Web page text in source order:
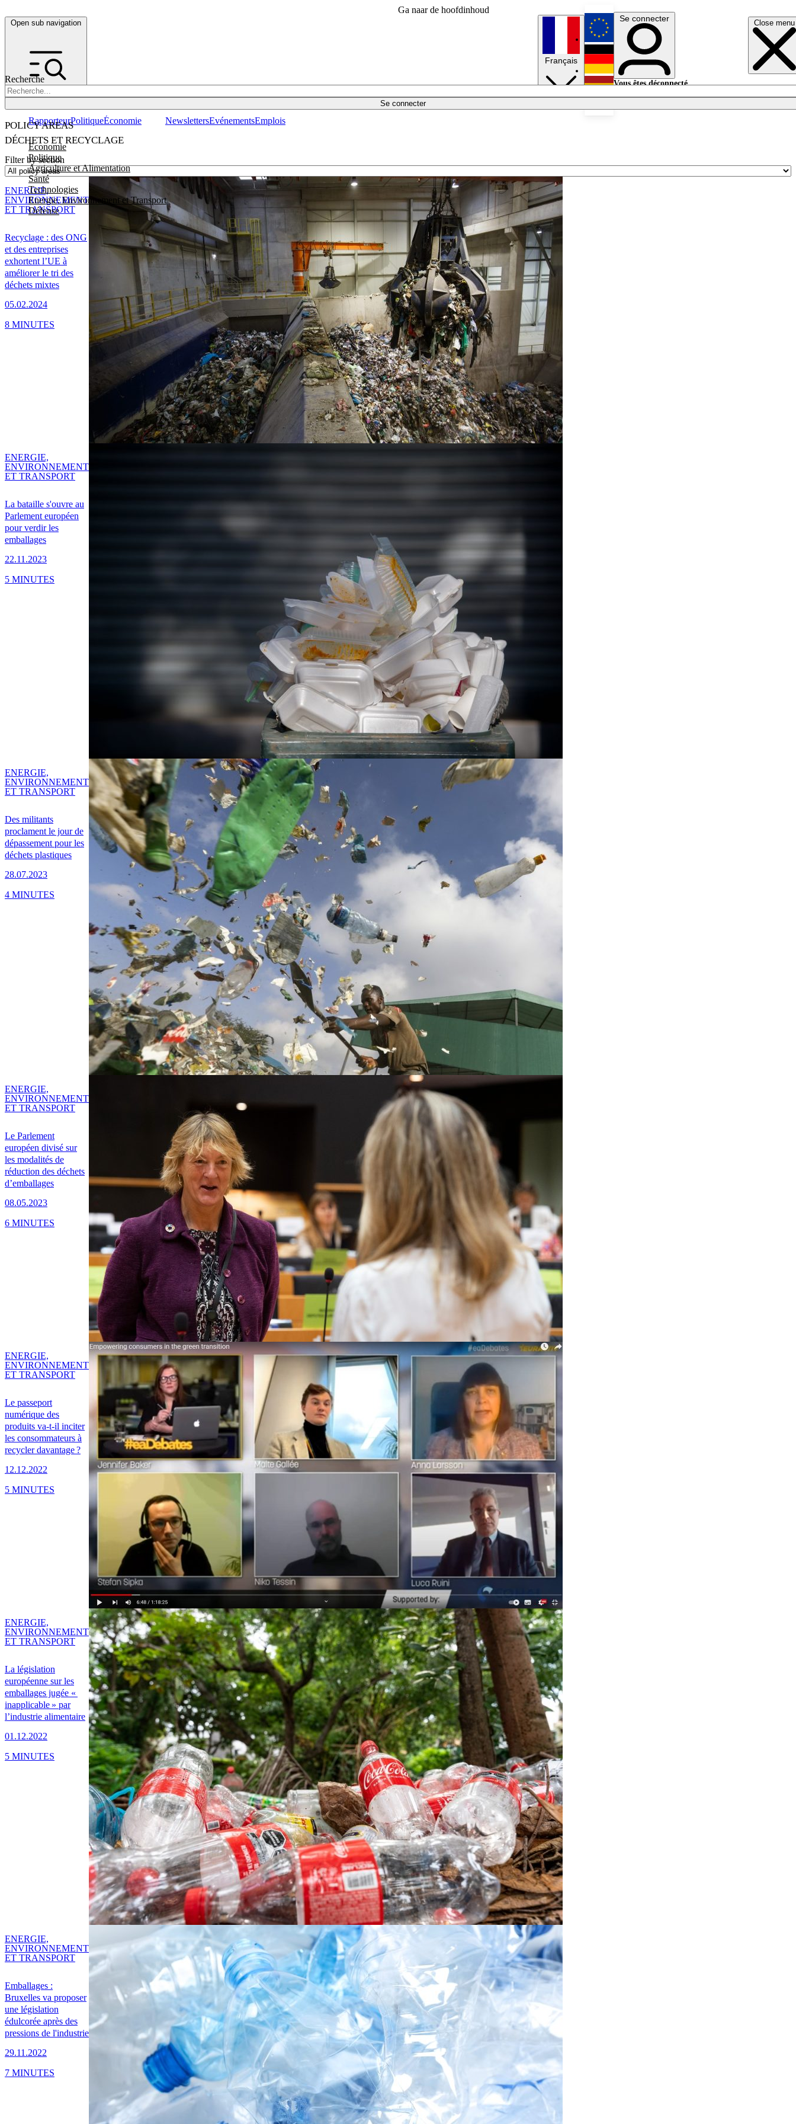
Ga naar de hoofdinhoud
Open sub navigation Close menu
Recherche
Se connecter
POLICY AREAS
Economie
Politique
Agriculture et Alimentation
Santé
Technologies
Energie, Environnement et Transport
Défense
RapporteurPolitiqueÉconomie NewslettersEvénementsEmplois
Français
English
Deutsch
Se connecter
Vous êtes déconnecté.
DÉCHETS ET RECYCLAGE
Filter by section
Recyclage : des ONG
et des entreprises
exhortent l’UE à
améliorer le tri des
déchets mixtes
05.02.2024
ENERGIE,
ENVIRONNEMENT
ET TRANSPORT
8 MINUTES
La bataille s'ouvre au
Parlement européen
pour verdir les
emballages
22.11.2023
ENERGIE,
ENVIRONNEMENT
ET TRANSPORT
5 MINUTES
Des militants
proclament le jour de
dépassement pour les
déchets plastiques
28.07.2023
ENERGIE,
ENVIRONNEMENT
ET TRANSPORT
4 MINUTES
Le Parlement
européen divisé sur
les modalités de
réduction des déchets
d’emballages
08.05.2023
ENERGIE,
ENVIRONNEMENT
ET TRANSPORT
6 MINUTES
Le passeport
numérique des
produits va-t-il inciter
les consommateurs à
recycler davantage ?
12.12.2022
ENERGIE,
ENVIRONNEMENT
ET TRANSPORT
5 MINUTES
La législation
européenne sur les
emballages jugée «
inapplicable » par
l’industrie alimentaire
01.12.2022
ENERGIE,
ENVIRONNEMENT
ET TRANSPORT
5 MINUTES
Emballages :
Bruxelles va proposer
une législation
édulcorée après des
pressions de l'industrie
29.11.2022
ENERGIE,
ENVIRONNEMENT
ET TRANSPORT
7 MINUTES